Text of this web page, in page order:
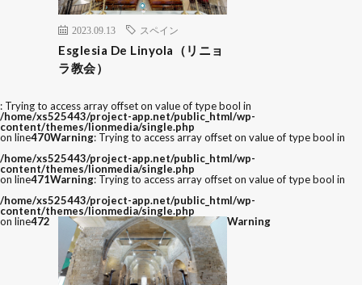
2023.09.13 スペイン
Esglesia De Linyola（リニョ
ラ教会）
: Trying to access array offset on value of type bool in
/home/xs525443/project-app.net/public_html/wp-
content/themes/lionmedia/single.php
on line470Warning: Trying to access array offset on value of type bool in
/home/xs525443/project-app.net/public_html/wp-
content/themes/lionmedia/single.php
on line471Warning: Trying to access array offset on value of type bool in
/home/xs525443/project-app.net/public_html/wp-
content/themes/lionmedia/single.php
on line472 Warning